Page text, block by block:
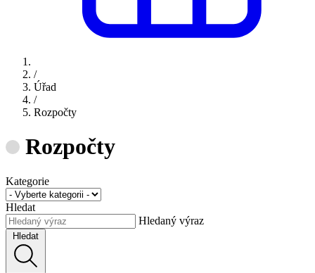
/
Úřad
/
Rozpočty
Rozpočty
Kategorie
Hledat
Hledaný výraz
Hledat